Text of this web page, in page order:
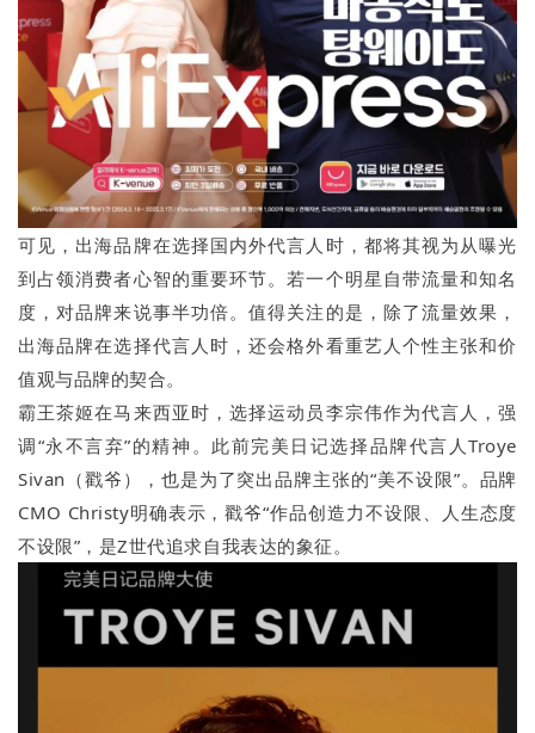
可见，出海品牌在选择国内外代言人时，都将其视为从曝光
到占领消费者心智的重要环节。若一个明星自带流量和知名
度，对品牌来说事半功倍。值得关注的是，除了流量效果，
出海品牌在选择代言人时，还会格外看重艺人个性主张和价
值观与品牌的契合。
霸王茶姬在马来西亚时，选择运动员李宗伟作为代言人，强
调“永不言弃”的精神。此前完美日记选择品牌代言人Troye
Sivan（戳爷），也是为了突出品牌主张的“美不设限”。品牌
CMO Christy明确表示，戳爷“作品创造力不设限、人生态度
不设限”，是Z世代追求自我表达的象征。